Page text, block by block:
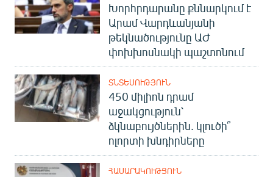
Խորհրդարանը քննարկում է
Արամ Վարդևանյանի
թեկնածությունը ԱԺ
փոխխոսնակի պաշտոնում
ՏՆՏԵՍՈՒԹՅՈՒՆ
450 միլիոն դրամ
աջակցություն՝
ձկնաբույծներին. կլուծի՞
ոլորտի խնդիրները
ՀԱՍԱՐԱԿՈՒԹՅՈՒՆ